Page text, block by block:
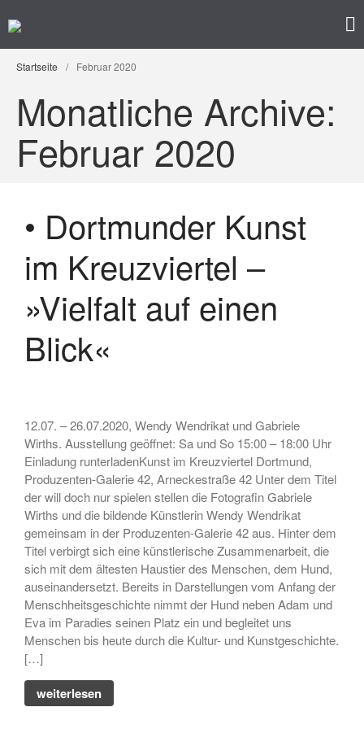
Künstler/ innen
Impressum
Datenschutz
• Ausstellung – »Der ROTE
CHURCH – KUNST in der
Kirche« Malerei, Fotografie,
Installation, Objekt
• Ausstellung – »ZAUNGÄSTE«
– Grafik, Malerei, Fotografie,
Installation, Skulptur
• Ausstellung DORTMUNDER
EXPORT 2.0 – »TAKE ME TO
CHURCH« – Malerei,
Fotografie, Installation, Objekt
• Ausstellung –
»OHDUFRÖHLICHE« –
Malerei, Grafik, Objekt,
Startseite / Februar 2020
Monatliche Archive:
Februar 2020
• Dortmunder Kunst
im Kreuzviertel –
»Vielfalt auf einen
Blick«
12.07. – 26.07.2020, Wendy Wendrikat und Gabriele
Wirths. Ausstellung geöffnet: Sa und So 15:00 – 18:00 Uhr
Einladung runterladenKunst im Kreuzviertel Dortmund,
Produzenten-Galerie 42, Arneckestraße 42 Unter dem Titel
der will doch nur spielen stellen die Fotografin Gabriele
Wirths und die bildende Künstlerin Wendy Wendrikat
gemeinsam in der Produzenten-Galerie 42 aus. Hinter dem
Titel verbirgt sich eine künstlerische Zusammenarbeit, die
sich mit dem ältesten Haustier des Menschen, dem Hund,
auseinandersetzt. Bereits in Darstellungen vom Anfang der
Menschheitsgeschichte nimmt der Hund neben Adam und
Eva im Paradies seinen Platz ein und begleitet uns
Menschen bis heute durch die Kultur- und Kunstgeschichte.
[…]
weiterlesen